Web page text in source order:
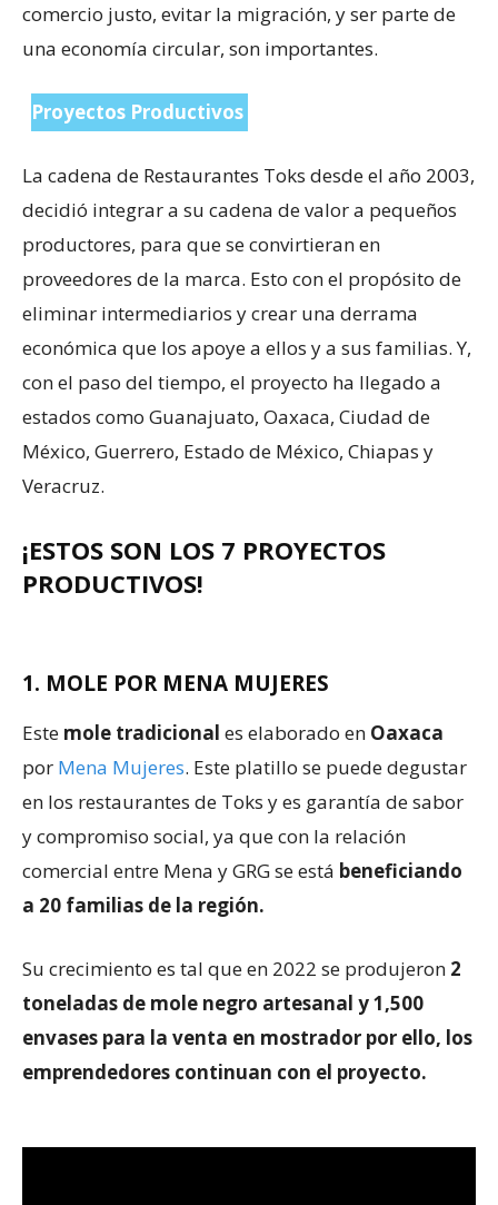
comercio justo, evitar la migración, y ser parte de
una economía circular, son importantes.
Proyectos Productivos
La cadena de Restaurantes Toks desde el año 2003,
decidió integrar a su cadena de valor a pequeños
productores, para que se convirtieran en
proveedores de la marca. Esto con el propósito de
eliminar intermediarios y crear una derrama
económica que los apoye a ellos y a sus familias. Y,
con el paso del tiempo, el proyecto ha llegado a
estados como Guanajuato, Oaxaca, Ciudad de
México, Guerrero, Estado de México, Chiapas y
Veracruz.
¡ESTOS SON LOS 7 PROYECTOS
PRODUCTIVOS!
1. MOLE POR MENA MUJERES
Este mole tradicional es elaborado en Oaxaca
por Mena Mujeres. Este platillo se puede degustar
en los restaurantes de Toks y es garantía de sabor
y compromiso social, ya que con la relación
comercial entre Mena y GRG se está beneficiando
a 20 familias de la región.
Su crecimiento es tal que en 2022 se produjeron 2
toneladas de mole negro artesanal y 1,500
envases para la venta en mostrador por ello, los
emprendedores continuan con el proyecto.